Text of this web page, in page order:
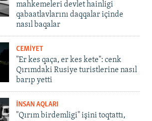
mahkemeleri devlet hainligi
qabaatlavlarını daqqalar içinde
nasıl baqalar
CEMİYET
"Er kes qaça, er kes kete": cenk
Qırımdaki Rusiye turistlerine nasıl
barıp yetti
İNSAN AQLARI
"Qırım birdemligi" işini toqtattı,